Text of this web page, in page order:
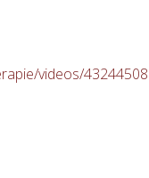
videos/